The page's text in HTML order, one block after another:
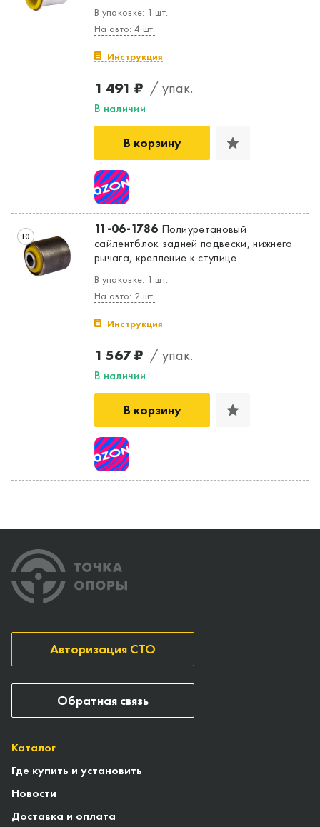
В упаковке: 1 шт.
На авто: 4 шт.
Инструкция
1 491 ₽ / упак.
В наличии
В корзину
10 11-06-1786 Полиуретановый
сайлентблок задней подвески, нижнего
рычага, крепление к ступице
В упаковке: 1 шт.
На авто: 2 шт.
Инструкция
1 567 ₽ / упак.
В наличии
В корзину
Каталог
Где купить и установить
Новости
Доставка и оплата
Авторизация СТО
Обратная связь